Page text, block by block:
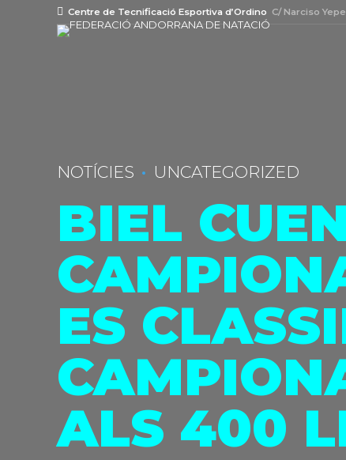
Centre de Tecnificació Esportiva d’Ordino C/ Narciso
NOTÍCIES UNCATEGORIZED
BIEL
ES
ALS 400